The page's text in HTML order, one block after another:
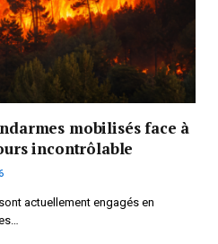
mobilisés face à
incontrôlable
actuellement engagés en